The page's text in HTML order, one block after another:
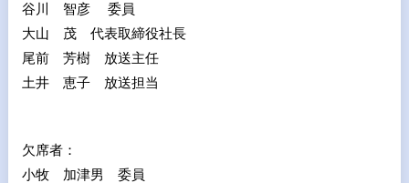
谷川 智彦 委員
大山 茂 代表取締役社長
尾前 芳樹 放送主任
土井 恵子 放送担当
欠席者：
小牧 加津男 委員